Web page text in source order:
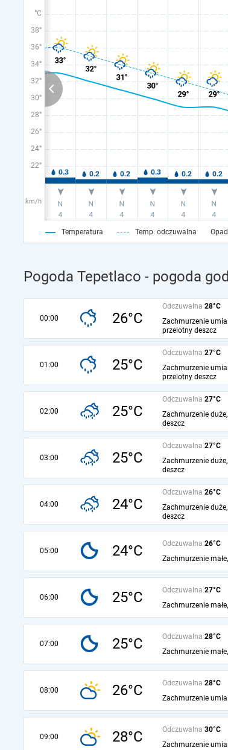
°C
38°
36°
34°
32°
30°
28°
26°
24°
22°
km/h
Temperatura Temp. odczuwalna
Pogoda Tepetlaco - pogoda
00:00 26°C
Odczuwalna 28°C
Zachmurzenie
przelotny deszcz
01:00 25°C
Odczuwalna 27°C
Zachmurzenie
przelotny deszcz
02:00 25°C
Odczuwalna 27°C
Zachmurzenie
deszcz
03:00 25°C
Odczuwalna 27°C
Zachmurzenie
deszcz
04:00 24°C
Odczuwalna 26°C
Zachmurzenie
deszcz
05:00 24°C Odczuwalna 26°C
Zachmurzenie
06:00 25°C Odczuwalna 27°C
Zachmurzenie
07:00 25°C Odczuwalna 28°C
Zachmurzenie
08:00 26°C Odczuwalna 28°C
Zachmurzenie
09:00 28°C Odczuwalna 30°C
Zachmurzenie